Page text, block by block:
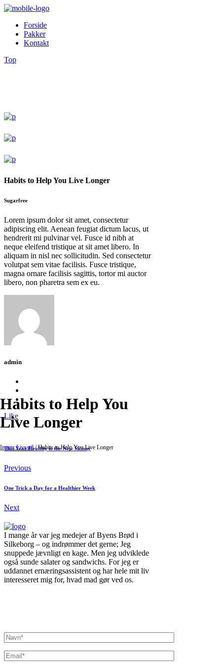
Forside
Pakker
Kontakt
Top
Habits to Help You
Live Longer
Ingers Livsstil/Habits to Help You Live Longer
Habits to Help You Live Longer
Sugarfree
Lorem ipsum dolor sit amet, consectetur
adipiscing elit. Aenean feugiat dictum lacus, ut
hendrerit mi pulvinar vel. Fusce id nibh at
neque eleifend tristique at sit amet libero. In
aliquam in nisl nec sollicitudin. Sed consectetur
volutpat sem vitae facilisis. Fusce tristique,
magna ornare facilisis sagittis, tortor mi auctor
libero, non pharetra sem ex eu.
admin
Like
This Year Healthy is the New Skinny
Previous
One Trick a Day for a Healthier Week
Next
I mange år var jeg medejer af Byens Brød i
Silkeborg – og indrømmer det gerne; Jeg
snuppede jævnligt en kage. Men jeg udviklede
også sunde salater og sandwichs. For jeg er
uddannet ernæringsassistent og har hele mit liv
interesseret mig for, hvad mad gør ved os.